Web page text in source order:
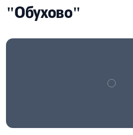
"Обухово"